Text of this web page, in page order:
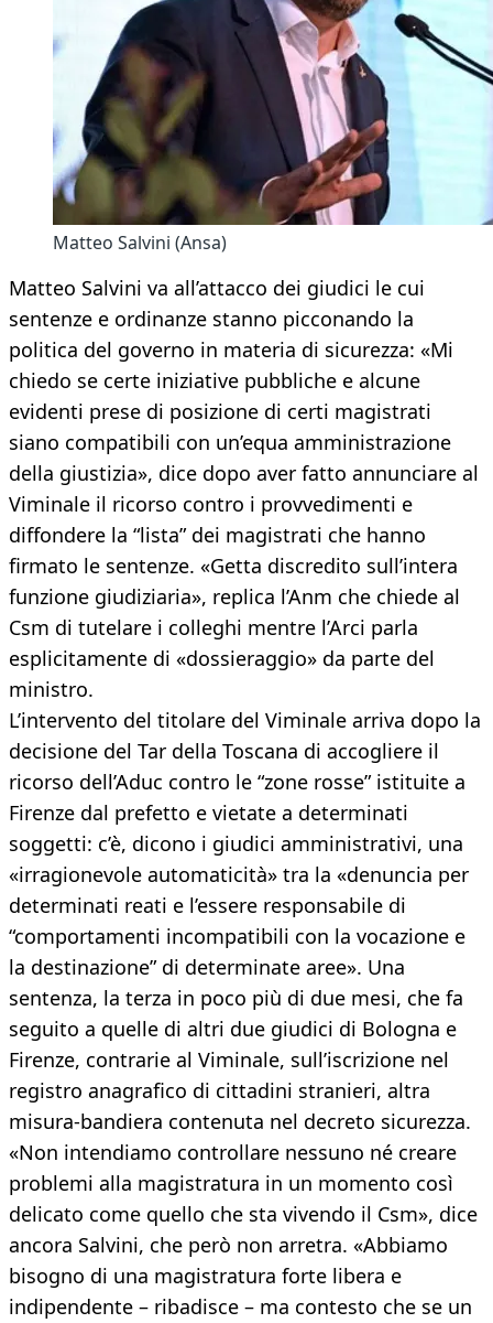
Matteo Salvini (Ansa)
Matteo Salvini va all’attacco dei giudici le cui
sentenze e ordinanze stanno picconando la
politica del governo in materia di sicurezza: «Mi
chiedo se certe iniziative pubbliche e alcune
evidenti prese di posizione di certi magistrati
siano compatibili con un’equa amministrazione
della giustizia», dice dopo aver fatto annunciare al
Viminale il ricorso contro i provvedimenti e
diffondere la “lista” dei magistrati che hanno
firmato le sentenze. «Getta discredito sull’intera
funzione giudiziaria», replica l’Anm che chiede al
Csm di tutelare i colleghi mentre l’Arci parla
esplicitamente di «dossieraggio» da parte del
ministro.
L’intervento del titolare del Viminale arriva dopo la
decisione del Tar della Toscana di accogliere il
ricorso dell’Aduc contro le “zone rosse” istituite a
Firenze dal prefetto e vietate a determinati
soggetti: c’è, dicono i giudici amministrativi, una
«irragionevole automaticità» tra la «denuncia per
determinati reati e l’essere responsabile di
“comportamenti incompatibili con la vocazione e
la destinazione” di determinate aree». Una
sentenza, la terza in poco più di due mesi, che fa
seguito a quelle di altri due giudici di Bologna e
Firenze, contrarie al Viminale, sull’iscrizione nel
registro anagrafico di cittadini stranieri, altra
misura-bandiera contenuta nel decreto sicurezza.
«Non intendiamo controllare nessuno né creare
problemi alla magistratura in un momento così
delicato come quello che sta vivendo il Csm», dice
ancora Salvini, che però non arretra. «Abbiamo
bisogno di una magistratura forte libera e
indipendente – ribadisce – ma contesto che se un